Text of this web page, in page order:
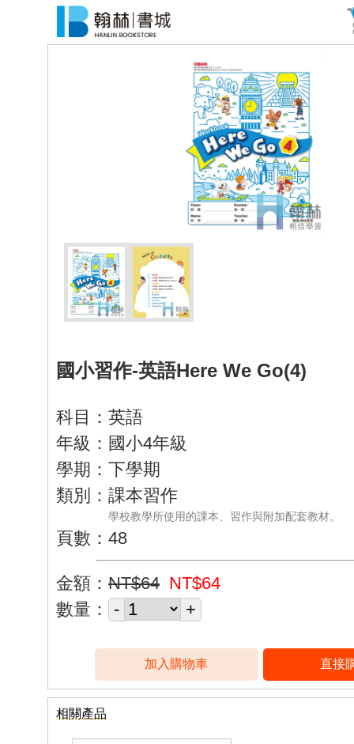
國小習作-英語Here We Go(4)
科目：英語
年級：國小4年級
學期：下學期
類別：課本習作
學校教學所使用的課本、習作與附加配套教材。
頁數：48
金額： NT$64 NT$64
數量：
相關產品